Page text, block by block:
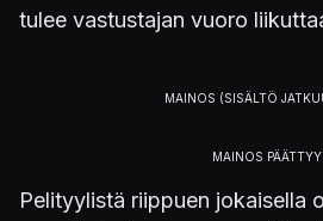
tulee vastustajan vuoro
Pelityylistä riippuen jokaisella